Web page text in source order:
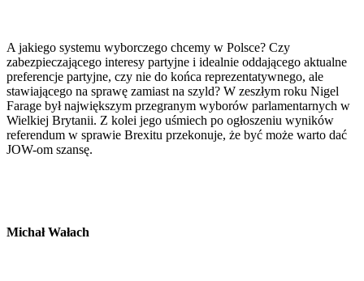
A jakiego systemu wyborczego chcemy w Polsce? Czy
zabezpieczającego interesy partyjne i idealnie oddającego aktualne
preferencje partyjne, czy nie do końca reprezentatywnego, ale
stawiającego na sprawę zamiast na szyld? W zeszłym roku Nigel
Farage był największym przegranym wyborów parlamentarnych w
Wielkiej Brytanii. Z kolei jego uśmiech po ogłoszeniu wyników
referendum w sprawie Brexitu przekonuje, że być może warto dać
JOW-om szansę.
Michał Wałach